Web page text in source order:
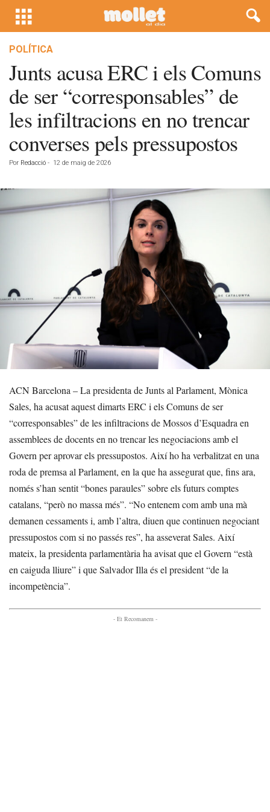
POLÍTICA
Junts acusa ERC i els Comuns
de ser “corresponsables” de
les infiltracions en no trencar
converses pels pressupostos
Por Redacció - 12 de maig de 2026
ACN Barcelona – La presidenta de Junts al Parlament, Mònica
Sales, ha acusat aquest dimarts ERC i els Comuns de ser
“corresponsables” de les infiltracions de Mossos d’Esquadra en
assemblees de docents en no trencar les negociacions amb el
Govern per aprovar els pressupostos. Així ho ha verbalitzat en una
roda de premsa al Parlament, en la que ha assegurat que, fins ara,
només s’han sentit “bones paraules” sobre els futurs comptes
catalans, “però no massa més”. “No entenem com amb una mà
demanen cessaments i, amb l’altra, diuen que continuen negociant
pressupostos com si no passés res”, ha asseverat Sales. Així
mateix, la presidenta parlamentària ha avisat que el Govern “està
en caiguda lliure” i que Salvador Illa és el president “de la
incompetència”.
- Et Recomanem -